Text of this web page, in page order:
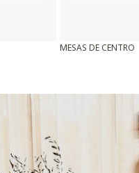
MESAS DE CENTRO